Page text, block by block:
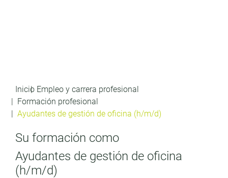
Inicio Empleo y carrera profesional
Formación profesional
Ayudantes de gestión de oficina (h/m/d)
Su formación como
Ayudantes de gestión de oficina
(h/m/d)